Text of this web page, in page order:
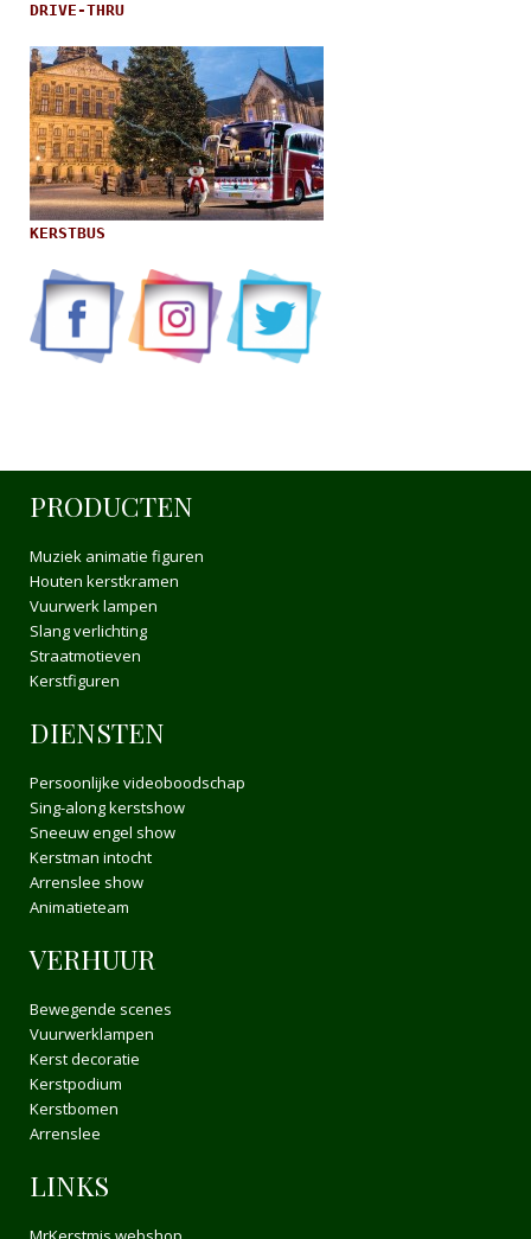
DRIVE-THRU
KERSTBUS
PRODUCTEN
Muziek animatie figuren
Houten kerstkramen
Vuurwerk lampen
Slang verlichting
Straatmotieven
Kerstfiguren
DIENSTEN
Persoonlijke videoboodschap
Sing-along kerstshow
Sneeuw engel show
Kerstman intocht
Arrenslee show
Animatieteam
VERHUUR
Bewegende scenes
Vuurwerklampen
Kerst decoratie
Kerstpodium
Kerstbomen
Arrenslee
LINKS